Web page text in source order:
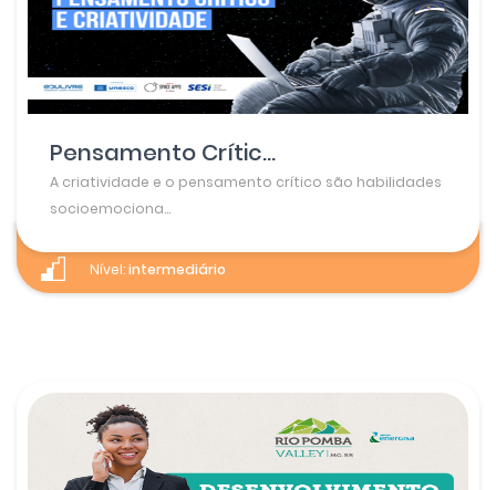
Pensamento Crític...
A criatividade e o pensamento crítico são habilidades
socioemociona...
Nível:intermediário